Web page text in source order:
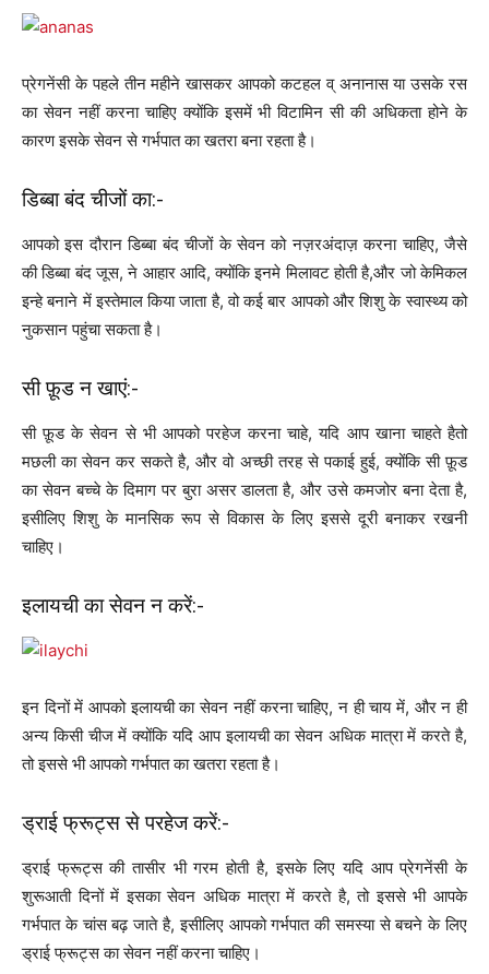
प्रेगनेंसी के पहले तीन महीने खासकर आपको कटहल व् अनानास या उसके रस
का सेवन नहीं करना चाहिए क्योंकि इसमें भी विटामिन सी की अधिकता होने के
कारण इसके सेवन से गर्भपात का खतरा बना रहता है।
डिब्बा बंद चीजों का:-
आपको इस दौरान डिब्बा बंद चीजों के सेवन को नज़रअंदाज़ करना चाहिए, जैसे
की डिब्बा बंद जूस, ने आहार आदि, क्योंकि इनमे मिलावट होती है,और जो केमिकल
इन्हे बनाने में इस्तेमाल किया जाता है, वो कई बार आपको और शिशु के स्वास्थ्य को
नुकसान पहुंचा सकता है।
सी फ़ूड न खाएं:-
सी फ़ूड के सेवन से भी आपको परहेज करना चाहे, यदि आप खाना चाहते हैतो
मछली का सेवन कर सकते है, और वो अच्छी तरह से पकाई हुई, क्योंकि सी फ़ूड
का सेवन बच्चे के दिमाग पर बुरा असर डालता है, और उसे कमजोर बना देता है,
इसीलिए शिशु के मानसिक रूप से विकास के लिए इससे दूरी बनाकर रखनी
चाहिए।
इलायची का सेवन न करें:-
इन दिनों में आपको इलायची का सेवन नहीं करना चाहिए, न ही चाय में, और न ही
अन्य किसी चीज में क्योंकि यदि आप इलायची का सेवन अधिक मात्रा में करते है,
तो इससे भी आपको गर्भपात का खतरा रहता है।
ड्राई फ्रूट्स से परहेज करें:-
ड्राई फ्रूट्स की तासीर भी गरम होती है, इसके लिए यदि आप प्रेगनेंसी के
शुरूआती दिनों में इसका सेवन अधिक मात्रा में करते है, तो इससे भी आपके
गर्भपात के चांस बढ़ जाते है, इसीलिए आपको गर्भपात की समस्या से बचने के लिए
ड्राई फ्रूट्स का सेवन नहीं करना चाहिए।